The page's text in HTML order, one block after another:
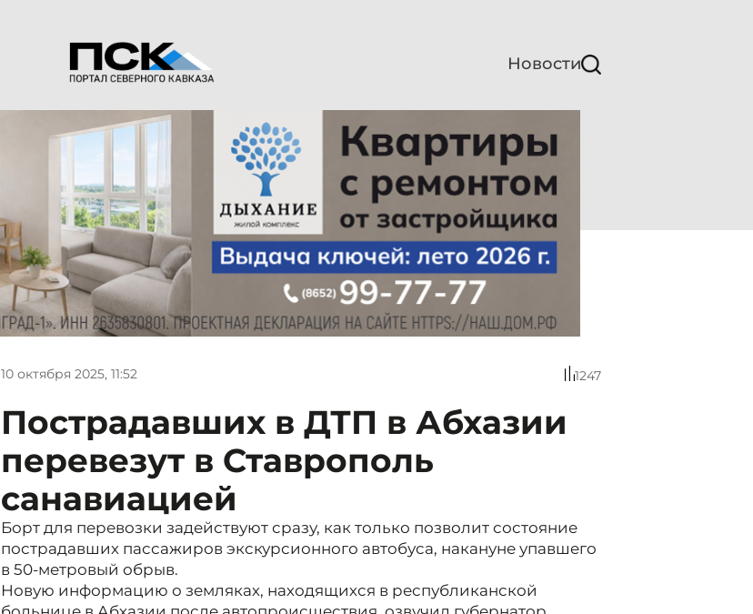
Новости
10 октября 2025, 11:52 1247
Пострадавших в ДТП в Абхазии
перевезут в Ставрополь
санавиацией
Борт для перевозки задействуют сразу, как только позволит состояние
пострадавших пассажиров экскурсионного автобуса, накануне упавшего
в 50-метровый обрыв.
Новую информацию о земляках, находящихся в республиканской